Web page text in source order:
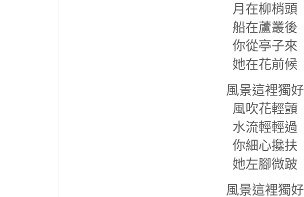
月在柳梢頭
船在蘆叢後
你從亭子來
她在花前候
風景這裡獨好
風吹花輕顫
水流輕輕過
你細心攙扶
她左腳微跛
風景這裡獨好